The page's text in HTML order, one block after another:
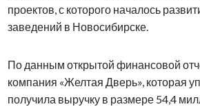
проектов, с которого началось
заведений в Новосибирске.
По данным открытой финансовой
компания «Желтая Дверь», которая
получила выручку в размере 54,4